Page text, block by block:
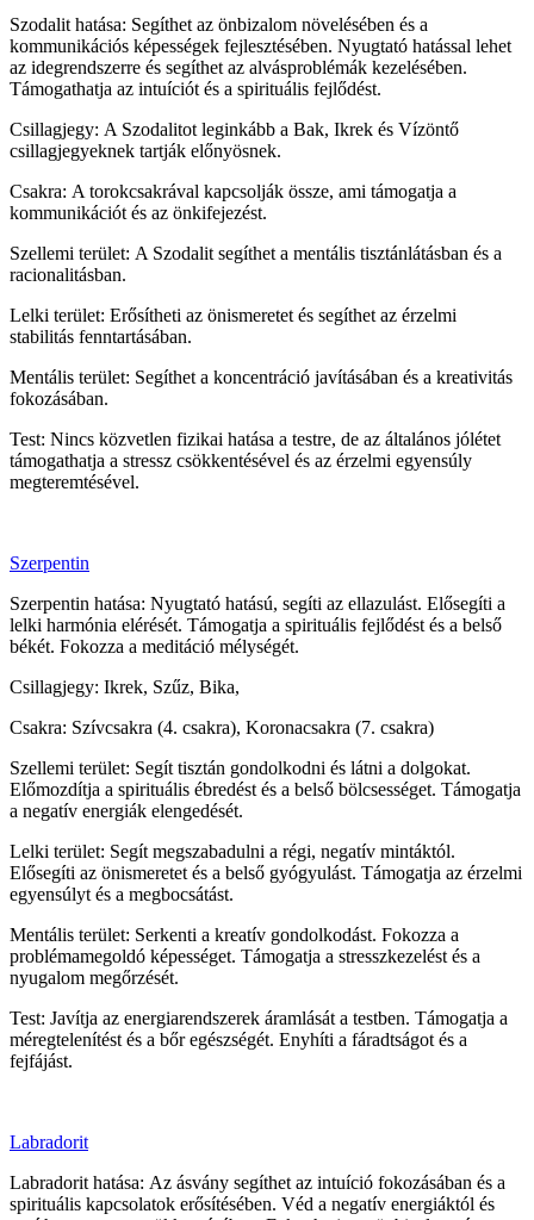
Szodalit hatása: Segíthet az önbizalom növelésében és a
kommunikációs képességek fejlesztésében. Nyugtató hatással lehet
az idegrendszerre és segíthet az alvásproblémák kezelésében.
Támogathatja az intuíciót és a spirituális fejlődést.
Csillagjegy: A Szodalitot leginkább a Bak, Ikrek és Vízöntő
csillagjegyeknek tartják előnyösnek.
Csakra: A torokcsakrával kapcsolják össze, ami támogatja a
kommunikációt és az önkifejezést.
Szellemi terület: A Szodalit segíthet a mentális tisztánlátásban és a
racionalitásban.
Lelki terület: Erősítheti az önismeretet és segíthet az érzelmi
stabilitás fenntartásában.
Mentális terület: Segíthet a koncentráció javításában és a kreativitás
fokozásában.
Test: Nincs közvetlen fizikai hatása a testre, de az általános jólétet
támogathatja a stressz csökkentésével és az érzelmi egyensúly
megteremtésével.
Szerpentin
Szerpentin hatása: Nyugtató hatású, segíti az ellazulást. Elősegíti a
lelki harmónia elérését. Támogatja a spirituális fejlődést és a belső
békét. Fokozza a meditáció mélységét.
Csillagjegy: Ikrek, Szűz, Bika,
Csakra: Szívcsakra (4. csakra), Koronacsakra (7. csakra)
Szellemi terület: Segít tisztán gondolkodni és látni a dolgokat.
Előmozdítja a spirituális ébredést és a belső bölcsességet. Támogatja
a negatív energiák elengedését.
Lelki terület: Segít megszabadulni a régi, negatív mintáktól.
Elősegíti az önismeretet és a belső gyógyulást. Támogatja az érzelmi
egyensúlyt és a megbocsátást.
Mentális terület: Serkenti a kreatív gondolkodást. Fokozza a
problémamegoldó képességet. Támogatja a stresszkezelést és a
nyugalom megőrzését.
Test: Javítja az energiarendszerek áramlását a testben. Támogatja a
méregtelenítést és a bőr egészségét. Enyhíti a fáradtságot és a
fejfájást.
Labradorit
Labradorit hatása: Az ásvány segíthet az intuíció fokozásában és a
spirituális kapcsolatok erősítésében. Véd a negatív energiáktól és